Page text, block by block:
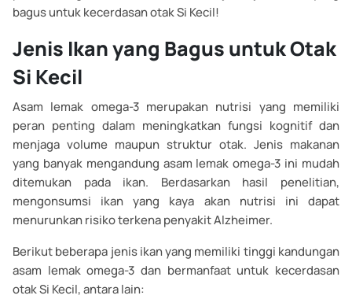
bagus untuk kecerdasan otak Si Kecil!
Jenis Ikan yang Bagus untuk Otak
Si Kecil
Asam lemak omega-3 merupakan nutrisi yang memiliki
peran penting dalam meningkatkan fungsi kognitif dan
menjaga volume maupun struktur otak. Jenis makanan
yang banyak mengandung asam lemak omega-3 ini mudah
ditemukan pada ikan. Berdasarkan hasil penelitian,
mengonsumsi ikan yang kaya akan nutrisi ini dapat
menurunkan risiko terkena penyakit Alzheimer.
Berikut beberapa jenis ikan yang memiliki tinggi kandungan
asam lemak omega-3 dan bermanfaat untuk kecerdasan
otak Si Kecil, antara lain: